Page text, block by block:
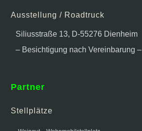
Ausstellung / Roadtruck
Siliusstraße 13, D-55276 Dienheim
– Besichtigung nach Vereinbarung –
Partner
Stellplätze